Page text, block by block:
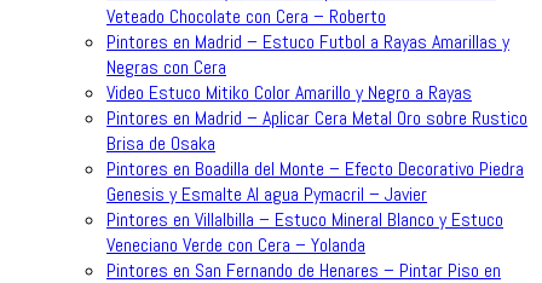
Veteado Chocolate con Cera – Roberto
Pintores en Madrid – Estuco Futbol a Rayas Amarillas y
Negras con Cera
Video Estuco Mitiko Color Amarillo y Negro a Rayas
Pintores en Madrid – Aplicar Cera Metal Oro sobre Rustico
Brisa de Osaka
Pintores en Boadilla del Monte – Efecto Decorativo Piedra
Genesis y Esmalte Al agua Pymacril – Javier
Pintores en Villalbilla – Estuco Mineral Blanco y Estuco
Veneciano Verde con Cera – Yolanda
Pintores en San Fernando de Henares – Pintar Piso en